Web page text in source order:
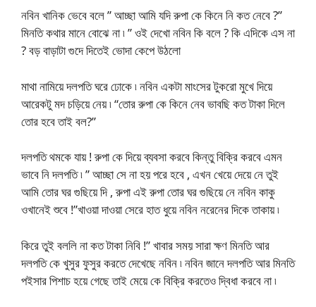
নবিন খানিক ভেবে বলে ” আচ্ছা আমি যদি রুপা কে কিনে নি কত নেবে ?”
মিনতি কথার মানে বোঝে না ৷ ” ওই দেখো নবিন কি বলে ? কি এদিকে এস না
? বড় বাড়াটা গুদে দিতেই ভোদা কেপে উঠলো
মাথা নামিয়ে দলপতি ঘরে ঢোকে ৷ নবিন একটা মাংসের টুকরো মুখে দিয়ে
আরেকটু মদ চড়িয়ে নেয় ৷ “তোর রুপা কে কিনে নেব ভাবছি কত টাকা দিলে
তোর হবে তাই বল?”
দলপতি থমকে যায় ! রুপা কে দিয়ে ব্যবসা করবে কিন্তু বিক্রি করবে এমন
ভাবে নি দলপতি ৷ ” আচ্ছা সে না হয় পরে হবে , এখন খেয়ে দেয়ে নে তুই
আমি তোর ঘর গুছিয়ে দি , রুপা এই রুপা তোর ঘর গুছিয়ে নে নবিন কাকু
ওখানেই শুবে !”খাওয়া দাওয়া সেরে হাত ধুয়ে নবিন নরেনের দিকে তাকায় ৷
কিরে তুই বললি না কত টাকা নিবি !” খাবার সময় সারা ক্ষণ মিনতি আর
দলপতি কে খুসুর ফুসুর করতে দেখেছে নবিন ৷ নবিন জানে দলপতি আর মিনতি
পইসার পিশাচ হয়ে গেছে তাই মেয়ে কে বিক্রি করতেও দ্বিধা করবে না ৷